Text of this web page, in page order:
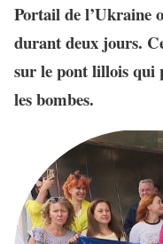
Portail de l’Ukraine
durant deux jours.
sur le pont lillois qui
les bombes.